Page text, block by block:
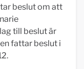
beslut om att
till beslut är
fattar beslut i